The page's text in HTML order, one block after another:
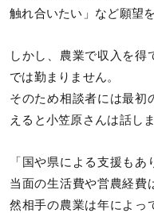
触れ合いたい」など願望
しかし、農業で収入を得
では勤まりません。
そのため相談者には最初
えると小笠原さんは話しま
「国や県による支援も
当面の生活費や営農経費
然相手の農業は年によっ